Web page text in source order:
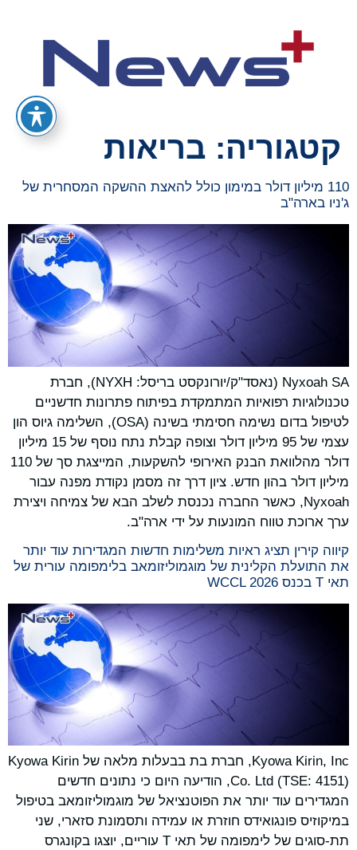
קטגוריה: בריאות
110 מיליון דולר במימון כולל להאצת ההשקה המסחרית של
ג'ניו בארה"ב
Nyxoah SA (נאסד"ק/יורונקסט בריסל: NYXH), חברת
טכנולוגיות רפואיות המתמקדת בפיתוח פתרונות חדשניים
לטיפול בדום נשימה חסימתי בשינה (OSA), השלימה גיוס הון
עצמי של 95 מיליון דולר וצופה קבלת נתח נוסף של 15 מיליון
דולר מהלוואת הבנק האירופי להשקעות, המייצגת סך של 110
מיליון דולר בהון חדש. ציון דרך זה מסמן נקודת מפנה עבור
Nyxoah, כאשר החברה נכנסת לשלב הבא של צמיחה ויצירת
ערך ארוכת טווח המונעות על ידי ארה"ב.
קיווה קירין תציג ראיות משלימות חדשות המגדירות עוד יותר
את התועלת הקלינית של מוגמוליזומאב בלימפומה עורית של
תאי T בכנס WCCL 2026
Kyowa Kirin, Inc, חברת בת בבעלות מלאה של Kyowa Kirin
Co. Ltd (TSE: 4151), הודיעה היום כי נתונים חדשים
המגדירים עוד יותר את הפוטנציאל של מוגמוליזומאב בטיפול
במיקוזיס פונגואידס חוזרת או עמידה ותסמונת סזארי, שני
תת-סוגים של לימפומה של תאי T עוריים, יוצגו בקונגרס